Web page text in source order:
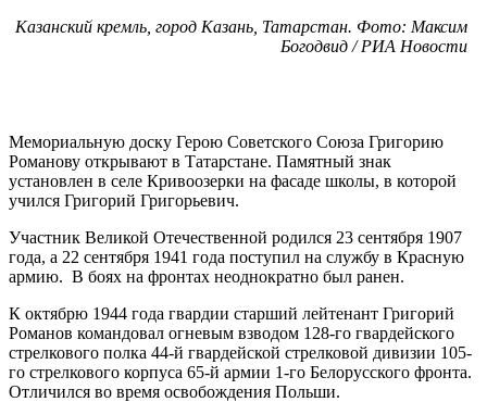
Казанский кремль, город Казань, Татарстан. Фото: Максим
Богодвид / РИА Новости
Мемориальную доску Герою Советского Союза Григорию
Романову открывают в Татарстане. Памятный знак
установлен в селе Кривоозерки на фасаде школы, в которой
учился Григорий Григорьевич.
Участник Великой Отечественной родился 23 сентября 1907
года, а 22 сентября 1941 года поступил на службу в Красную
армию. В боях на фронтах неоднократно был ранен.
К октябрю 1944 года гвардии старший лейтенант Григорий
Романов командовал огневым взводом 128-го гвардейского
стрелкового полка 44-й гвардейской стрелковой дивизии 105-
го стрелкового корпуса 65-й армии 1-го Белорусского фронта.
Отличился во время освобождения Польши.